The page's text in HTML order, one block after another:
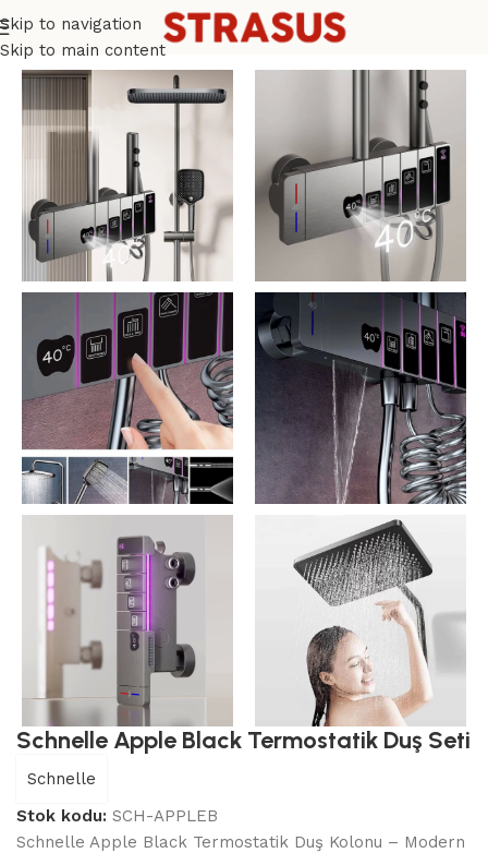
Skip to navigation
Skip to main content
Ana Sayfa Duş Seti
Schnelle Apple Black Termostatik Duş Seti
Schnelle
Stok kodu: SCH-APPLEB
Schnelle Apple Black Termostatik Duş Kolonu – Modern